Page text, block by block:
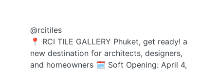
@rcitiles
📍 RCI TILE GALLERY Phuket, get ready! a
new destination for architects, designers,
and homeowners 🗓️ Soft Opening: April 4,